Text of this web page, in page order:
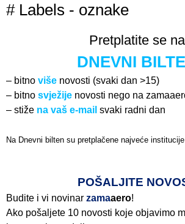
# Labels - oznake
Pretplatite se na
DNEVNI
– bitno više novosti (svaki dan >15)
– bitno svježije novosti nego na
– stiže na vaš e-mail svaki radni dan
Na Dnevni bilten su pretplačene najveće
POŠALJITE
Budite i vi novinar zamaaero!
Ako pošaljete 10 novosti koje objavimo